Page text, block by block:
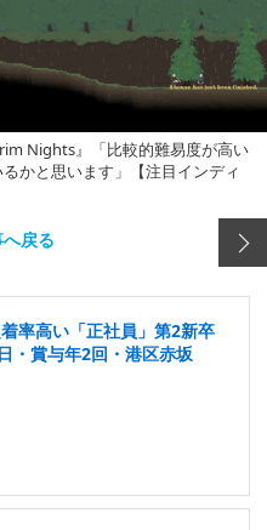
Nights』「比較的難易度が高い
かと思います」【注目インディ
へ戻る
率高い「正社員」第2新卒
・賞与年2回・港区赤坂